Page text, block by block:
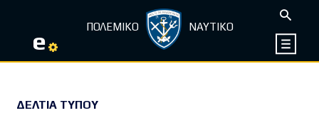
e ΠΟΛΕΜΙΚΟ ΝΑΥΤΙΚΟ
ΔΕΛΤΊΑ ΤΎΠΟΥ